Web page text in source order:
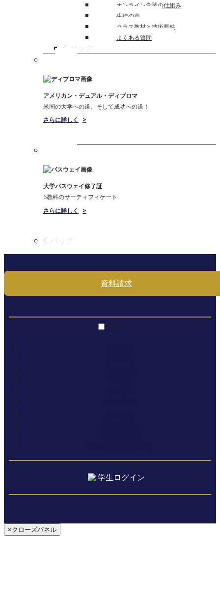
オンライン学習の仕組み
生徒の声
クラス教材と技術要件
よくある質問
バック
アメリカン・デュアル・ディプロマ
米国の大学への道、そして成功への道！
さらに詳しく
>
大学パスウェイ修了証
6教科のサーティフィケート
さらに詳しく
>
バック
資料請求
日本語
学生ログイン
×クローズパネル